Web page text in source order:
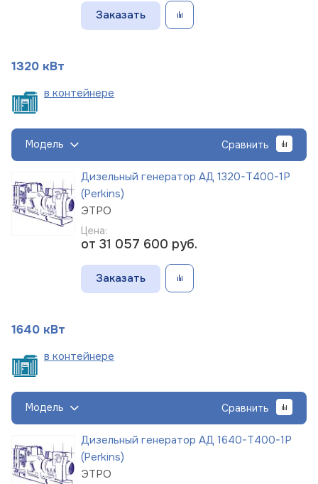
Заказать
1320 кВт
в контейнере
Модель Сравнить
Дизельный генератор АД 1320-Т400-1Р
(Perkins)
ЭТРО
Цена:
от 31 057 600 руб.
Заказать
1640 кВт
в контейнере
Модель Сравнить
Дизельный генератор АД 1640-Т400-1Р
(Perkins)
ЭТРО